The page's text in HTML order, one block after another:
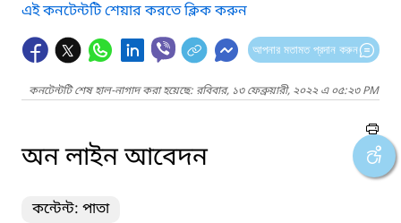
এই কনটেন্টটি শেয়ার করতে ক্লিক করুন
আপনার মতামত প্রদান করুন
কনটেন্টটি শেষ হাল-নাগাদ করা হয়েছে: রবিবার, ১৩ ফেব্রুয়ারী, ২০২২ এ ০৫:২৩ PM
অন লাইন আবেদন
কন্টেন্ট: পাতা